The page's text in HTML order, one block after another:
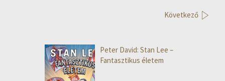
Következő
Peter David: Stan Lee –
Fantasztikus életem